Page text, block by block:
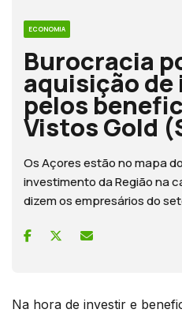
ECONOMIA
Burocracia
aquisição de
pelos
Vistos Gold
Os Açores estão no mapa
investimento da Região na
dizem os empresários do
Na hora de investir e